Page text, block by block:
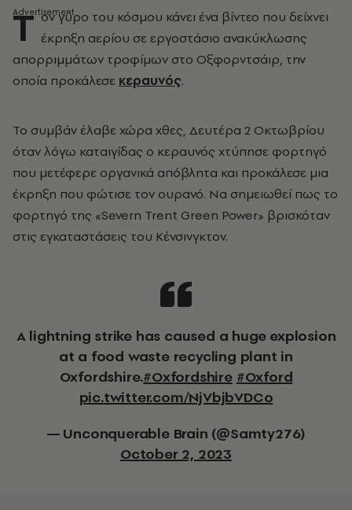
Τ ον γύρο του κόσμου κάνει ένα βίντεο που δείχνει
έκρηξη αερίου σε εργοστάσιο ανακύκλωσης
απορριμμάτων τροφίμων στο Οξφορντσάιρ, την
οποία προκάλεσε κεραυνός.
Το συμβάν έλαβε χώρα χθες, Δευτέρα 2 Οκτωβρίου
όταν λόγω καταιγίδας ο κεραυνός χτύπησε φορτηγό
που μετέφερε οργανικά απόβλητα και προκάλεσε μια
έκρηξη που φώτισε τον ουρανό. Να σημειωθεί πως το
φορτηγό της «Severn Trent Green Power» βρισκόταν
στις εγκαταστάσεις του Κένσινγκτον.
A lightning strike has caused a huge explosion
at a food waste recycling plant in
Oxfordshire.#Oxfordshire #Oxford
pic.twitter.com/NjVbjbVDCo
— Unconquerable Brain (@Samty276)
October 2, 2023